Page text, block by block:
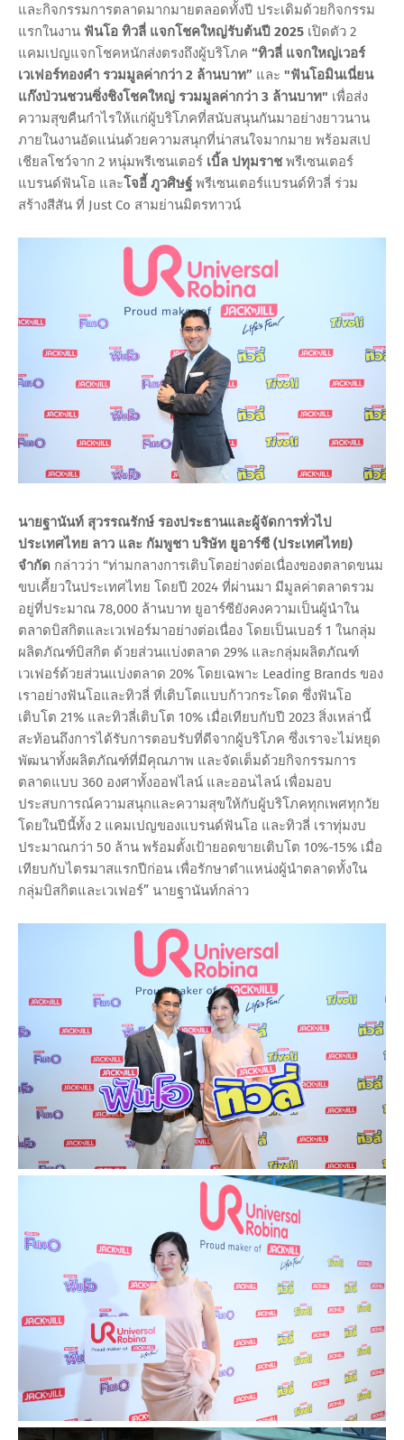
และกิจกรรมการตลาดมากมายตลอดทั้งปี ประเดิมด้วยกิจกรรม
แรกในงาน ฟันโอ ทิวลี่ แจกโชคใหญ่รับต้นปี 2025 เปิดตัว 2
แคมเปญแจกโชคหนักส่งตรงถึงผู้บริโภค “ทิวลี่ แจกใหญ่เวอร์
เวเฟอร์ทองคำ รวมมูลค่ากว่า 2 ล้านบาท” และ "ฟันโอมินเนี่ยน
แก๊งป่วนชวนซิ่งชิงโชคใหญ่ รวมมูลค่ากว่า 3 ล้านบาท" เพื่อส่ง
ความสุขคืนกำไรให้แก่ผู้บริโภคที่สนับสนุนกันมาอย่างยาวนาน
ภายในงานอัดแน่นด้วยความสนุกที่น่าสนใจมากมาย พร้อมสเป
เชียลโชว์จาก 2 หนุ่มพรีเซนเตอร์ เบิ้ล ปทุมราช พรีเซนเตอร์
แบรนด์ฟันโอ และโจอี้ ภูวศิษฐ์ พรีเซนเตอร์แบรนด์ทิวลี่ ร่วม
สร้างสีสัน ที่ Just Co สามย่านมิตรทาวน์
นายฐานันท์ สุวรรณรักษ์ รองประธานและผู้จัดการทั่วไป
ประเทศไทย ลาว และ กัมพูชา บริษัท ยูอาร์ซี (ประเทศไทย)
จำกัด กล่าวว่า “ท่ามกลางการเติบโตอย่างต่อเนื่องของตลาดขนม
ขบเคี้ยวในประเทศไทย โดยปี 2024 ที่ผ่านมา มีมูลค่าตลาดรวม
อยู่ที่ประมาณ 78,000 ล้านบาท ยูอาร์ซียังคงความเป็นผู้นำใน
ตลาดบิสกิตและเวเฟอร์มาอย่างต่อเนื่อง โดยเป็นเบอร์ 1 ในกลุ่ม
ผลิตภัณฑ์บิสกิต ด้วยส่วนแบ่งตลาด 29% และกลุ่มผลิตภัณฑ์
เวเฟอร์ด้วยส่วนแบ่งตลาด 20% โดยเฉพาะ Leading Brands ของ
เราอย่างฟันโอและทิวลี่ ที่เติบโตแบบก้าวกระโดด ซึ่งฟันโอ
เติบโต 21% และทิวลี่เติบโต 10% เมื่อเทียบกับปี 2023 สิ่งเหล่านี้
สะท้อนถึงการได้รับการตอบรับที่ดีจากผู้บริโภค ซึ่งเราจะไม่หยุด
พัฒนาทั้งผลิตภัณฑ์ที่มีคุณภาพ และจัดเต็มด้วยกิจกรรมการ
ตลาดแบบ 360 องศาทั้งออฟไลน์ และออนไลน์ เพื่อมอบ
ประสบการณ์ความสนุกและความสุขให้กับผู้บริโภคทุกเพศทุกวัย
โดยในปีนี้ทั้ง 2 แคมเปญของแบรนด์ฟันโอ และทิวลี่ เราทุ่มงบ
ประมาณกว่า 50 ล้าน พร้อมตั้งเป้ายอดขายเติบโต 10%-15% เมื่อ
เทียบกับไตรมาสแรกปีก่อน เพื่อรักษาตำแหน่งผู้นำตลาดทั้งใน
กลุ่มบิสกิตและเวเฟอร์” นายฐานันท์กล่าว